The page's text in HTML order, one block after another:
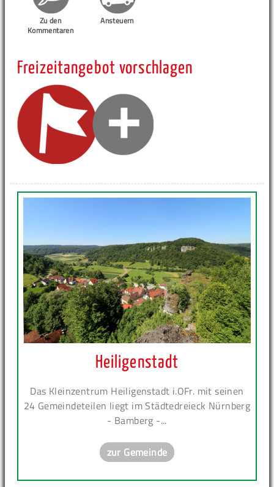
Zu den
Kommentaren
Ansteuern
Freizeitangebot vorschlagen
Heiligenstadt
Das Kleinzentrum Heiligenstadt i.OFr. mit seinen
24 Gemeindeteilen liegt im Städtedreieck Nürnberg
- Bamberg -...
zur Gemeinde